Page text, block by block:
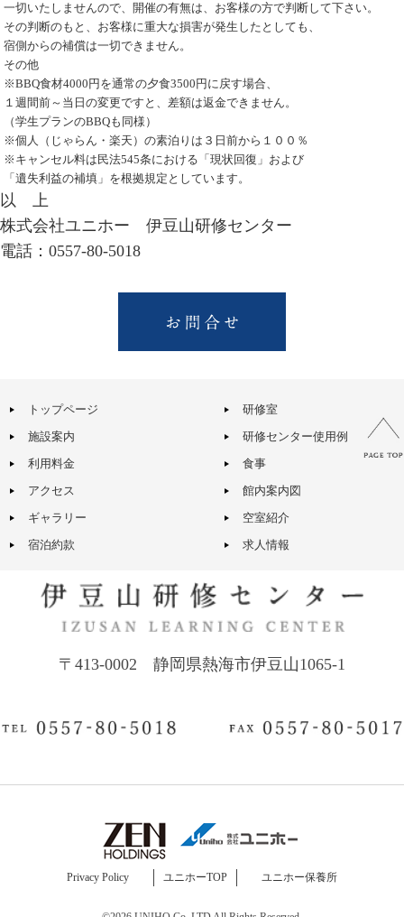
一切いたしませんので、開催の有無は、お客様の方で判断して下さい。
その判断のもと、お客様に重大な損害が発生したとしても、
宿側からの補償は一切できません。
その他
※BBQ食材4000円を通常の夕食3500円に戻す場合、
１週間前～当日の変更ですと、差額は返金できません。
（学生プランのBBQも同様）
※個人（じゃらん・楽天）の素泊り は３日前から１００％
※キャンセル料は民法545条における「現状回復」および
「遺失利益の補填」を根拠規定としています。
以 上
株式会社ユニホー 伊豆山研修センター
電話：0557-80-5018
トップページ
研修室
施設案内
研修センター使用例
利用料金
食事
アクセス
館内案内図
ギャラリー
空室紹介
宿泊約款
求人情報
〒413-0002 静岡県熱海市伊豆山1065-1
Privacy Policy ユニホーTOP ユニホー保養所